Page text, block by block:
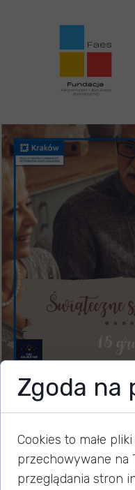
Zgoda na
Cookies to małe
przechowywane na
przeglądania stron